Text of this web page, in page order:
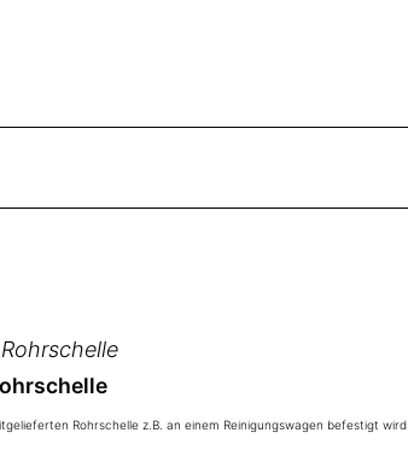
Rohrschelle z.B. an einem Reinigungswagen befestigt wird.